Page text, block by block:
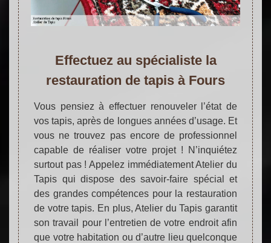
Effectuez au spécialiste la
restauration de tapis à Fours
Vous pensiez à effectuer renouveler l’état de
vos tapis, après de longues années d’usage. Et
vous ne trouvez pas encore de professionnel
capable de réaliser votre projet ! N’inquiétez
surtout pas ! Appelez immédiatement Atelier du
Tapis qui dispose des savoir-faire spécial et
des grandes compétences pour la restauration
de votre tapis. En plus, Atelier du Tapis garantit
son travail pour l’entretien de votre endroit afin
que votre habitation ou d’autre lieu quelconque